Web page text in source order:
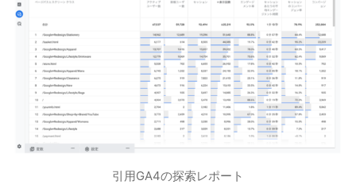
引用GA4の探索レポート